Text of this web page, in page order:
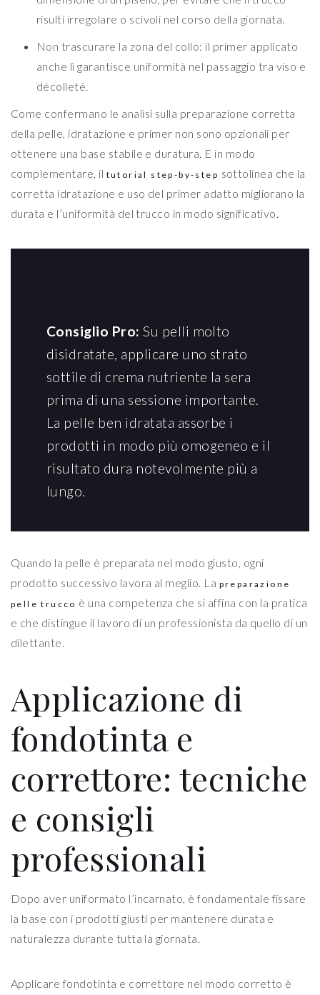
risulti irregolare o scivoli nel corso della giornata.
Non trascurare la zona del collo: il primer applicato
anche lì garantisce uniformità nel passaggio tra viso e
décolleté.
Come confermano le analisi sulla preparazione corretta
della pelle, idratazione e primer non sono opzionali per
ottenere una base stabile e duratura. E in modo
complementare, il tutorial step-by-step sottolinea che la
corretta idratazione e uso del primer adatto migliorano la
durata e l’uniformità del trucco in modo significativo.
Consiglio Pro: Su pelli molto
disidratate, applicare uno strato
sottile di crema nutriente la sera
prima di una sessione importante.
La pelle ben idratata assorbe i
prodotti in modo più omogeneo e il
risultato dura notevolmente più a
lungo.
Quando la pelle è preparata nel modo giusto, ogni
prodotto successivo lavora al meglio. La preparazione
pelle trucco è una competenza che si affina con la pratica
e che distingue il lavoro di un professionista da quello di un
dilettante.
Applicazione di
fondotinta e
correttore: tecniche
e consigli
professionali
Dopo aver uniformato l’incarnato, è fondamentale fissare
la base con i prodotti giusti per mantenere durata e
naturalezza durante tutta la giornata.
Applicare fondotinta e correttore nel modo corretto è